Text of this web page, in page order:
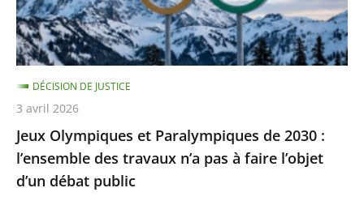
l’ensemble
des
travaux
n’a
pas
à
faire
l’objet
Jeux Olympiques et Paralympiques de 2030 :
l’ensemble des travaux n’a pas à faire l’objet
d’un débat public
DÉCISION DE JUSTICE
3 avril 2026